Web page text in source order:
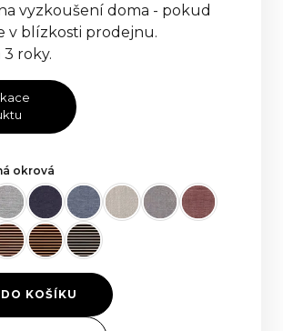
vyzkoušení doma - pokud
v blízkosti prodejnu.
roky.
okrová
KOŠÍKU